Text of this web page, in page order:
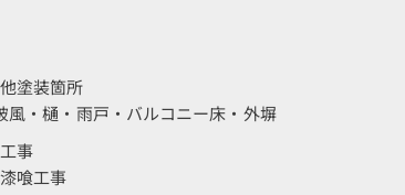
塗装箇所
風・樋・雨戸・バルコニー床・外塀
事
喰工事